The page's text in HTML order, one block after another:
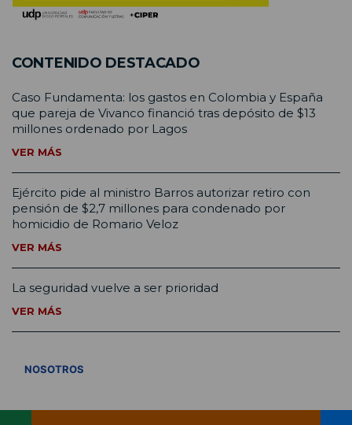
CONTENIDO DESTACADO
Caso Fundamenta: los gastos en Colombia y España
que pareja de Vivanco financió tras depósito de $13
millones ordenado por Lagos
VER MÁS
Ejército pide al ministro Barros autorizar retiro con
pensión de $2,7 millones para condenado por
homicidio de Romario Veloz
VER MÁS
La seguridad vuelve a ser prioridad
VER MÁS
NOSOTROS